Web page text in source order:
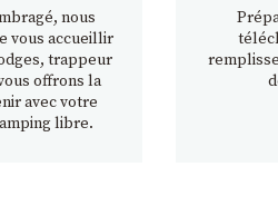
nous
vous accueillir
trappeur
offrons la
avec votre
libre.